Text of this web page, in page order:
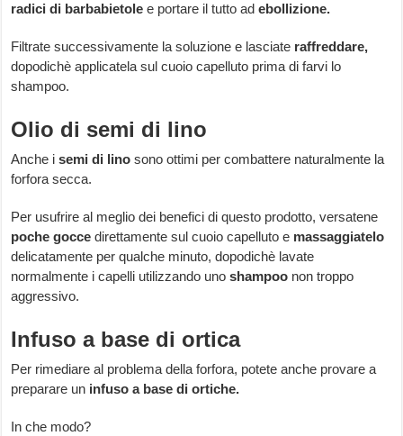
radici di barbabietole e portare il tutto adebollizione.
Filtrate successivamente la soluzione e lasciate raffreddare,
dopodichè applicatela sul cuoio capelluto prima di farvi lo
shampoo.
Olio di semi di lino
Anche isemi di lino sono ottimi per combattere naturalmente la
forfora secca.
Per usufrire al meglio dei benefici di questo prodotto, versatene
poche gocce direttamente sul cuoio capelluto e massaggiatelo
delicatamente per qualche minuto, dopodichè lavate
normalmente i capelli utilizzando unoshampoo non troppo
aggressivo.
Infuso a base di ortica
Per rimediare al problema della forfora, potete anche provare a
preparare un infuso a base di ortiche.
In che modo?